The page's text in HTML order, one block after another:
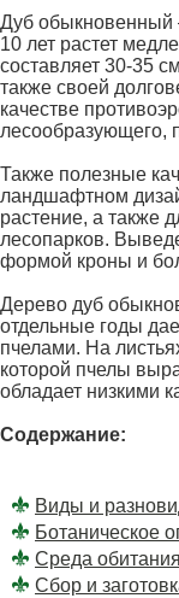
Дуб обыкновенный
10 лет растет
составляет 30-35
также своей
качестве
лесообразующего,
Также полезные
ландшафтном
растение, а также
лесопарков.
формой кроны и
Дерево дуб
отдельные годы
пчелами. На
которой пчелы
обладает низкими
Содержание:
Виды и
Ботаническое
Среда обитания
Сбор и